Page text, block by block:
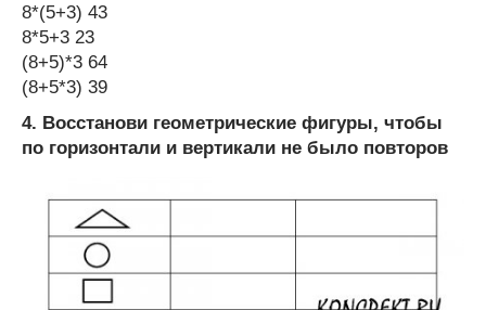
8*(5+3) 43
8*5+3 23
(8+5)*3 64
(8+5*3) 39
4. Восстанови геометрические фигуры, чтобы
по горизонтали и вертикали не было повторов